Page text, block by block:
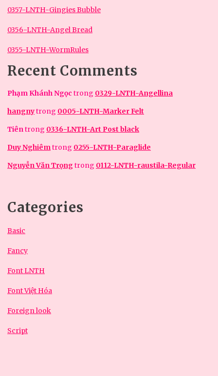
0357-LNTH-Gingies Bubble
0356-LNTH-Angel Bread
0355-LNTH-WormRules
Recent Comments
Phạm Khánh Ngọc trong 0329-LNTH-Angellina
hangnytrong 0005-LNTH-Marker Felt
Tiêntrong 0336-LNTH-Art Post black
Duy Nghiêmtrong 0255-LNTH-Paraglide
Nguyễn Văn Trọngtrong 0112-LNTH-raustila-Regular
Categories
Basic
Fancy
Font LNTH
Font Việt Hóa
Foreign look
Script